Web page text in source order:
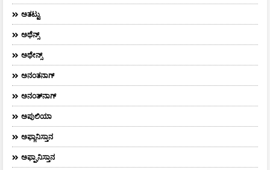
ಅತಟ್ಟು
ಅಥೆನ್ಸ್
ಅಥೇನ್ಸ್‌
ಅನಂತನಾಗ್
ಅನಂತ್‌ನಾಗ್‌
ಅಪುಲಿಯಾ
ಅಫ್ಗಾನಿಸ್ತಾನ
ಅಫ್ಘಾನಿಸ್ತಾನ